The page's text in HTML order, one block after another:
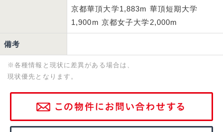
京都華頂大学1,883m 華頂短期大学
1,900m 京都女子大学2,000m
備考
※各種情報と現状に差異がある場合は、
現状優先となります。